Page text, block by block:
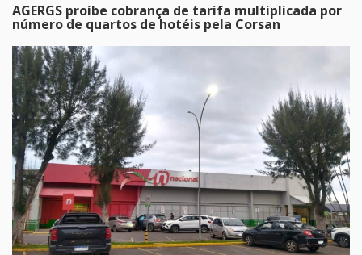
AGERGS proíbe cobrança de tarifa multiplicada por
número de quartos de hotéis pela Corsan